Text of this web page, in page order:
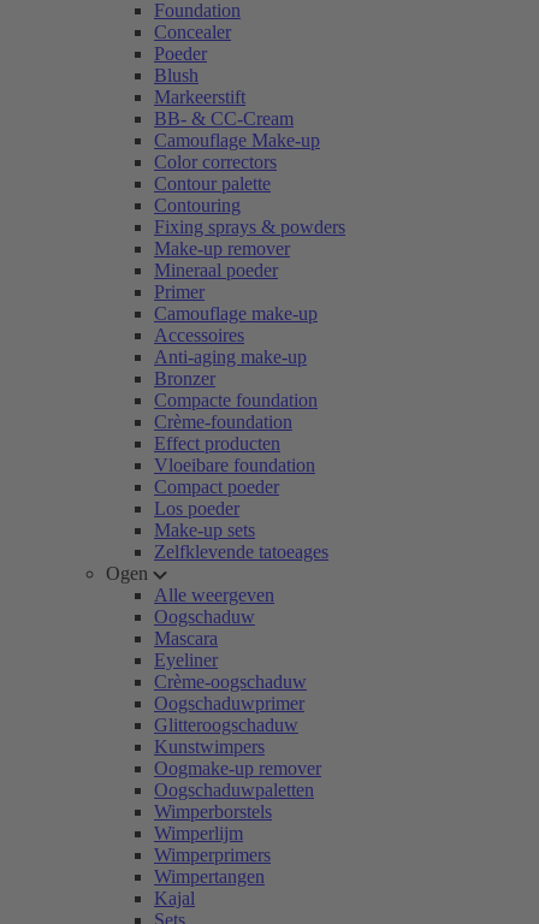
Foundation
Concealer
Poeder
Blush
Markeerstift
BB- & CC-Cream
Camouflage Make-up
Color correctors
Contour palette
Contouring
Fixing sprays & powders
Make-up remover
Mineraal poeder
Primer
Camouflage make-up
Accessoires
Anti-aging make-up
Bronzer
Compacte foundation
Crème-foundation
Effect producten
Vloeibare foundation
Compact poeder
Los poeder
Make-up sets
Zelfklevende tatoeages
Ogen
Alle weergeven
Oogschaduw
Mascara
Eyeliner
Crème-oogschaduw
Oogschaduwprimer
Glitteroogschaduw
Kunstwimpers
Oogmake-up remover
Oogschaduwpaletten
Wimperborstels
Wimperlijm
Wimperprimers
Wimpertangen
Kajal
Sets